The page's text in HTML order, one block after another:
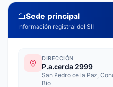
Sede principal
Información registral del SII
DIRECCIÓN
P.a.cerda 2999
San Pedro de la Paz,
Bio